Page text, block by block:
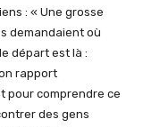
: « Une grosse
demandaient où
départ est là :
rapport
pour comprendre ce
des gens